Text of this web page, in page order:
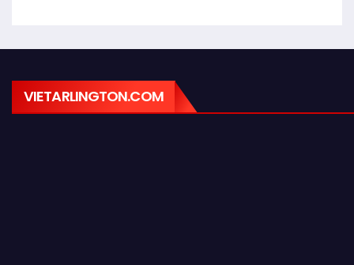
VIETARLINGTON.COM